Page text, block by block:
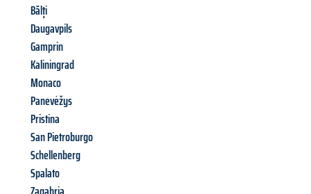
Bălți
Daugavpils
Gamprin
Kaliningrad
Monaco
Panevėžys
Pristina
San Pietroburgo
Schellenberg
Spalato